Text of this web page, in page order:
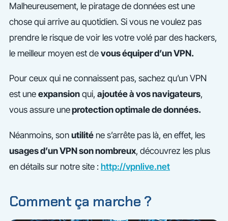
Malheureusement, le piratage de données est une
chose qui arrive au quotidien. Si vous ne voulez pas
prendre le risque de voir les votre volé par des hackers,
le meilleur moyen est devous équiper d’un VPN.
Pour ceux qui ne connaissent pas, sachez qu’un VPN
est uneexpansionqui, ajoutée à vos navigateurs,
vous assure uneprotection optimale de données.
Néanmoins, sonutilité ne s’arrête pas là, en effet, les
usages d’un VPN son nombreux, découvrez les plus
en détails sur notre site : http://vpnlive.net
Comment ça marche ?